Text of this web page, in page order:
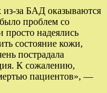
из-за БАД оказываются
проблем со
надеялись
состояние кожи,
пострадала
К сожалению,
пациентов», —